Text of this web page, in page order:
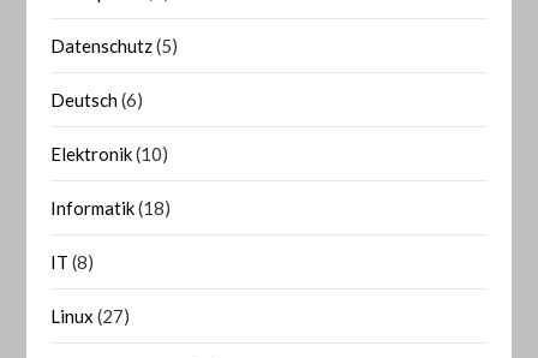
Datenschutz(5)
Deutsch(6)
Elektronik(10)
Informatik(18)
IT (8)
Linux (27)